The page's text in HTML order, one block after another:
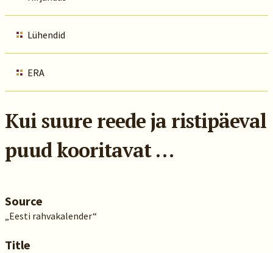
Lühendid
ERA
Kui suure reede ja ristipäeval
puud kooritavat …
Source
„Eesti rahvakalender“
Title